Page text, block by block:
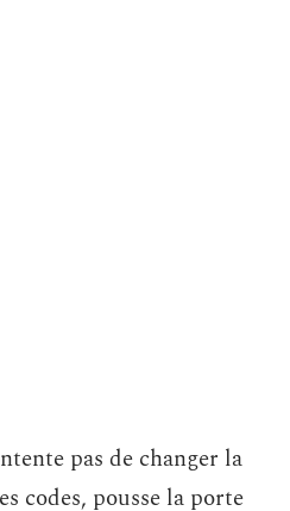
pas de changer la
codes, pousse la porte